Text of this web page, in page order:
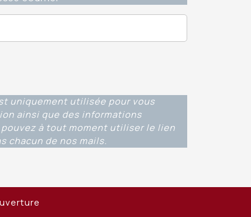
uniquement utilisée pour vous
ainsi que des informations
à tout moment utiliser le lien
chacun de nos mails.